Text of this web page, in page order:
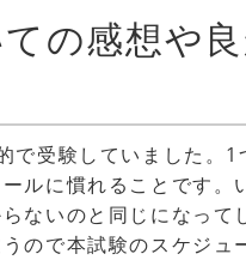
の感想や
で受験していました。
ルに慣れることです
ないのと同じになって
ので本試験のスケジュ